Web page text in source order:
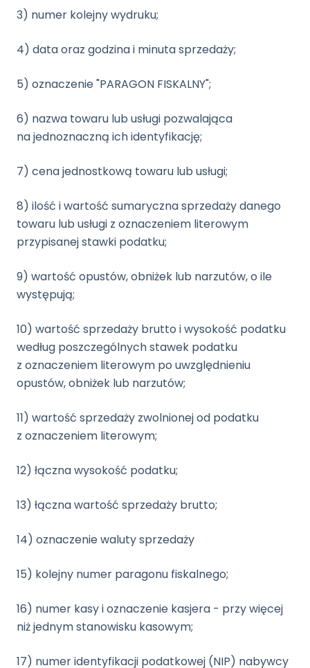
3) numer kolejny wydruku;
4) data oraz godzina i minuta sprzedaży;
5) oznaczenie "PARAGON FISKALNY";
6) nazwa towaru lub usługi pozwalająca
na jednoznaczną ich identyfikację;
7) cena jednostkową towaru lub usługi;
8) ilość i wartość sumaryczna sprzedaży danego
towaru lub usługi z oznaczeniem literowym
przypisanej stawki podatku;
9) wartość opustów, obniżek lub narzutów, o ile
występują;
10) wartość sprzedaży brutto i wysokość podatku
według poszczególnych stawek podatku
z oznaczeniem literowym po uwzględnieniu
opustów, obniżek lub narzutów;
11) wartość sprzedaży zwolnionej od podatku
z oznaczeniem literowym;
12) łączna wysokość podatku;
13) łączna wartość sprzedaży brutto;
14) oznaczenie waluty sprzedaży
15) kolejny numer paragonu fiskalnego;
16) numer kasy i oznaczenie kasjera - przy więcej
niż jednym stanowisku kasowym;
17) numer identyfikacji podatkowej (NIP) nabywcy